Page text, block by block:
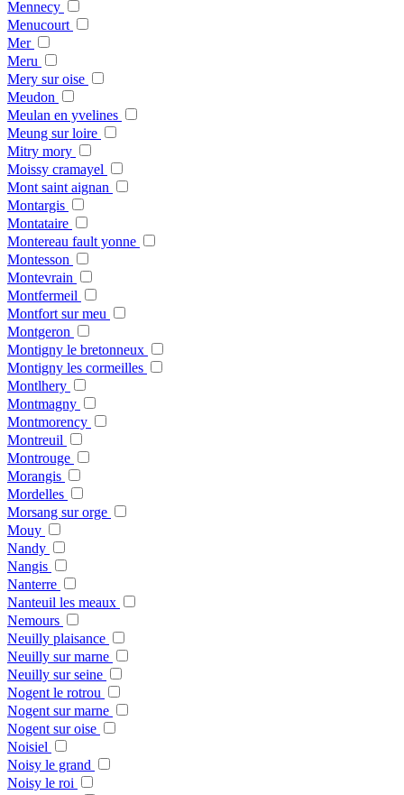
Mennecy
Menucourt
Mer
Meru
Mery sur oise
Meudon
Meulan en yvelines
Meung sur loire
Mitry mory
Moissy cramayel
Mont saint aignan
Montargis
Montataire
Montereau fault yonne
Montesson
Montevrain
Montfermeil
Montfort sur meu
Montgeron
Montigny le bretonneux
Montigny les cormeilles
Montlhery
Montmagny
Montmorency
Montreuil
Montrouge
Morangis
Mordelles
Morsang sur orge
Mouy
Nandy
Nangis
Nanterre
Nanteuil les meaux
Nemours
Neuilly plaisance
Neuilly sur marne
Neuilly sur seine
Nogent le rotrou
Nogent sur marne
Nogent sur oise
Noisiel
Noisy le grand
Noisy le roi